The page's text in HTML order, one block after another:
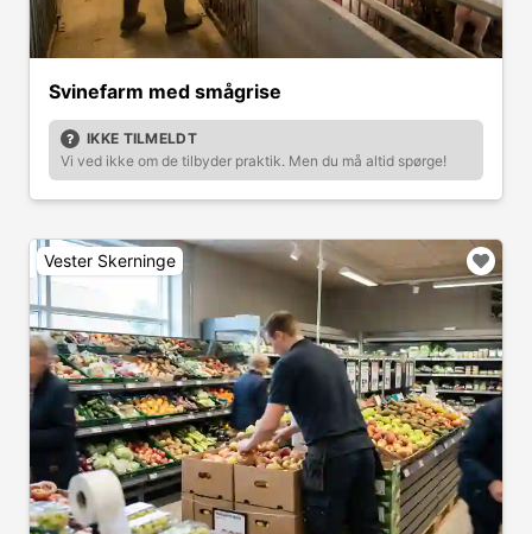
Svinefarm med smågrise
IKKE TILMELDT
Vi ved ikke om de tilbyder praktik. Men du må altid spørge!
Vester Skerninge